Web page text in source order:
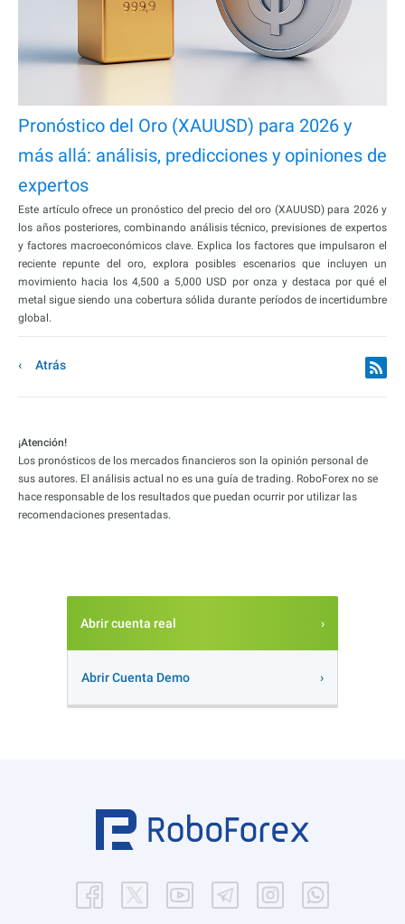
Pronóstico del Oro (XAUUSD) para 2026 y
más allá: análisis, predicciones y opiniones de
expertos
Este artículo ofrece un pronóstico del precio del oro (XAUUSD) para 2026 y
los años posteriores, combinando análisis técnico, previsiones de expertos
y factores macroeconómicos clave. Explica los factores que impulsaron el
reciente repunte del oro, explora posibles escenarios que incluyen un
movimiento hacia los 4,500 a 5,000 USD por onza y destaca por qué el
metal sigue siendo una cobertura sólida durante períodos de incertidumbre
global.
Atrás
¡Atención!
Los pronósticos de los mercados financieros son la opinión personal de
sus autores. El análisis actual no es una guía de trading. RoboForex no se
hace responsable de los resultados que puedan ocurrir por utilizar las
recomendaciones presentadas.
Abrir cuenta real
Abrir Cuenta Demo